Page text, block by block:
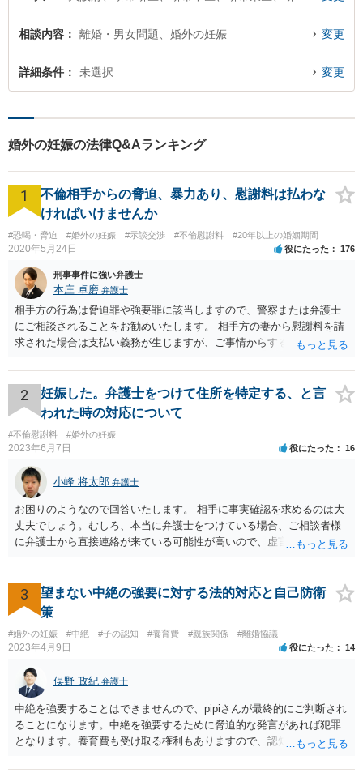
相談内容 離婚・男女問題、婚外の妊娠 変更
詳細条件 未選択 変更
婚外の妊娠の法律Q&Aランキング
1
不倫相手からの脅迫、暴力あり、慰謝料は払わな
ければいけませんか
#恐喝・脅迫 #婚外の妊娠 #示談交渉 #不倫慰謝料 #20年以上の婚姻期間
2020年5月24日 役にたった 176
刑事事件に強い弁護士
本庄 卓磨 弁護士
相手方の行為は脅迫罪や強要罪に該当しますので、警察または弁護士
にご相談されることをお勧めいたします。 相手方の妻から慰謝料を請
求された場合は支払い義務が生じますが、ご事情からすると減額交渉
2
妊娠した。弁護士をつけて住所を特定する、と言
われた時の対応について
#不倫慰謝料 #婚外の妊娠
2023年6月7日 役にたった 16
小峰 将太郎 弁護士
お困りのようなので回答いたします。 相手に事実確認を求めるのは大
丈夫でしょう。むしろ、本当に弁護士をつけている場合、ご相談者様
に弁護士から直接連絡が来ている可能性が高いので、虚言の可能性も
相手にそのことを聞くことに問題はありません。 逆に本当に弁護士を
つけているような場合はこちらも、弁護士に相談した方がよいかと考
えます。 ご参考になれば幸いです。
3
望まない中絶の強要に対する法的対応と自己防衛
策
#婚外の妊娠 #中絶 #子の認知 #養育費 #親族関係 #離婚協議
2023年4月9日 役にたった 14
俣野 政紀 弁護士
中絶を強要することはできませんので、pipiさんが最終的にご判断され
ることになります。中絶を強要するために脅迫的な発言があれば犯罪
となります。養育費も受け取る権利もありますので、認知等につきお
勧めします。